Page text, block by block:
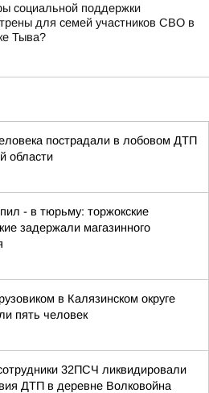
социальной поддержки
для семей участников СВО в
Тыва?
пострадали в лобовом ДТП
области
- в тюрьму: торжокские
задержали магазинного
в Калязинском округе
пять человек
32ПСЧ ликвидировали
ДТП в деревне Волковойна